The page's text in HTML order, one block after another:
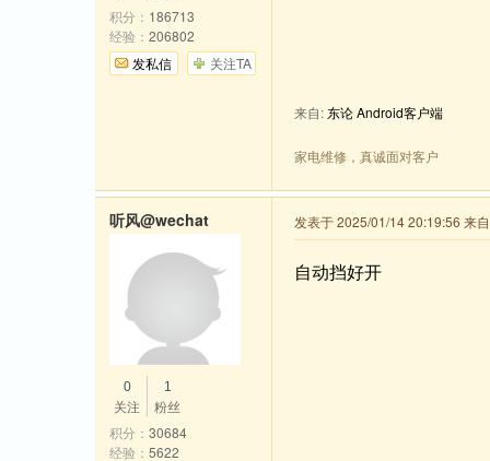
来自:东论 Android客户端
家电维修，真诚面对客户
积分： 186713
经验： 206802
发私信
关注TA
发表于 2025/01/14 20:19:56 来
自动挡好开
听风@wechat
0
关注
1
粉丝
积分： 30684
经验： 5622